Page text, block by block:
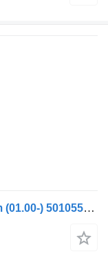
Kliková skříň motoru Renault Midlum (01.00-) 5010553075 pro nákladní auta Renault Kerax, Midlum (1997-2014)